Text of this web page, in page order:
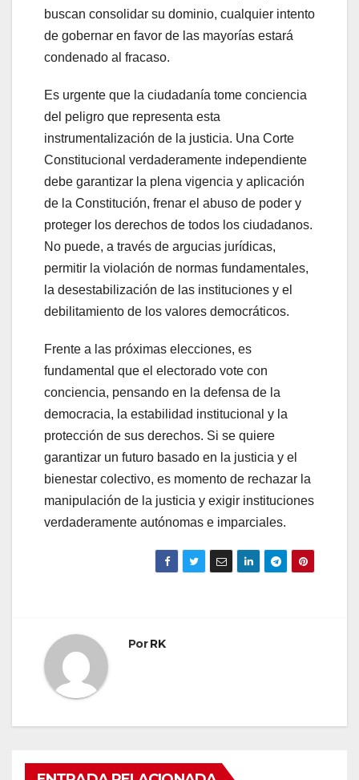
buscan consolidar su dominio, cualquier intento
de gobernar en favor de las mayorías estará
condenado al fracaso.
Es urgente que la ciudadanía tome conciencia
del peligro que representa esta
instrumentalización de la justicia. Una Corte
Constitucional verdaderamente independiente
debe garantizar la plena vigencia y aplicación
de la Constitución, frenar el abuso de poder y
proteger los derechos de todos los ciudadanos.
No puede, a través de argucias jurídicas,
permitir la violación de normas fundamentales,
la desestabilización de las instituciones y el
debilitamiento de los valores democráticos.
Frente a las próximas elecciones, es
fundamental que el electorado vote con
conciencia, pensando en la defensa de la
democracia, la estabilidad institucional y la
protección de sus derechos. Si se quiere
garantizar un futuro basado en la justicia y el
bienestar colectivo, es momento de rechazar la
manipulación de la justicia y exigir instituciones
verdaderamente autónomas e imparciales.
PorRK